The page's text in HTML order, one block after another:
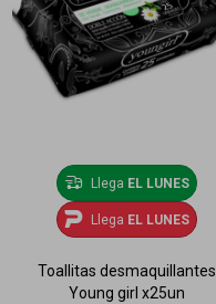
Llega EL LUNES
Llega EL LUNES
Toallitas desmaquillantes
Young girl x25un